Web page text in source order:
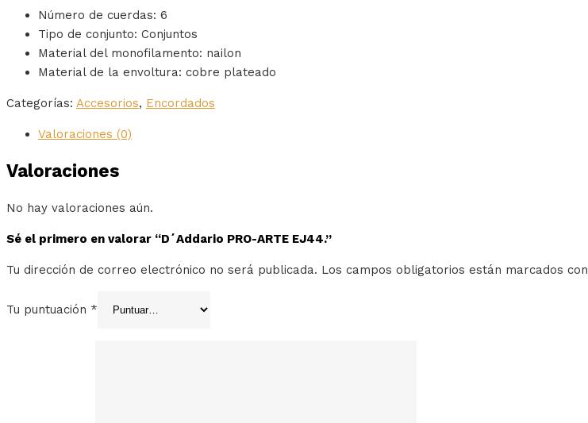
Número de cuerdas: 6
Tipo de conjunto: Conjuntos
Material del monofilamento: nailon
Material de la envoltura: cobre plateado
Categorías: Accesorios, Encordados
Valoraciones (0)
Valoraciones
No hay valoraciones aún.
Sé el primero en valorar “D´Addario PRO-ARTE EJ44.”
Tu dirección de correo electrónico no será publicada. Los campos obligatorios están marcados con
Tu puntuación *